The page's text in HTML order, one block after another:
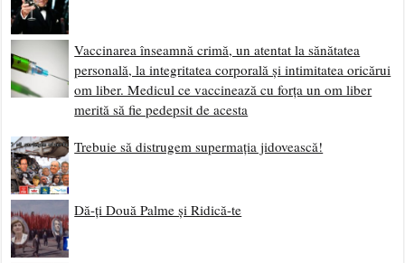
Vaccinarea înseamnă crimă, un atentat la sănătatea
personală, la integritatea corporală și intimitatea oricărui
om liber. Medicul ce vaccinează cu forța un om liber
merită să fie pedepsit de acesta
Trebuie să distrugem supermația jidovească!
Dă-ți Două Palme și Ridică-te